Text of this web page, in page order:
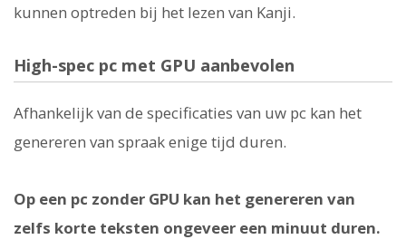
kunnen optreden bij het lezen van Kanji.
High-spec pc met GPU aanbevolen
Afhankelijk van de specificaties van uw pc kan het
genereren van spraak enige tijd duren.
Op een pc zonder GPU kan het genereren van
zelfs korte teksten ongeveer een minuut duren.